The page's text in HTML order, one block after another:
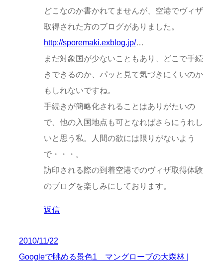
どこなのか書かれてませんが、空港でヴィザ
取得された方のブログがありました。
http://sporemaki.exblog.jp/…
まだ対象国が少ないこともあり、どこで手続
きできるのか、パッと見て気づきにくいのか
もしれないですね。
手続きが簡略化されることはありがたいの
で、他の入国地点も可となればさらにうれし
いと思う私。人間の欲には限りがないよう
で・・・。
訪印される際の到着空港でのヴィザ取得体験
のブログを楽しみにしております。
返信
2010/11/22
Googleで眺める景色1 マングローブの大森林 |